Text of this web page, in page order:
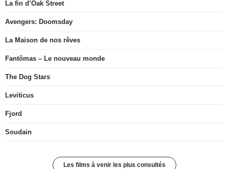
La fin d’Oak Street
Avengers: Doomsday
La Maison de nos rêves
Fantômas – Le nouveau monde
The Dog Stars
Leviticus
Fjord
Soudain
Les films à venir les plus consultés